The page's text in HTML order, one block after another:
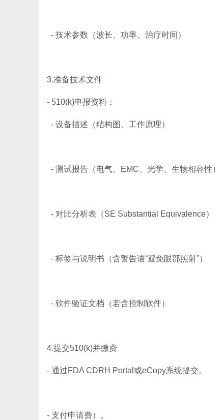
- 技术参数（波长、功率、治疗时间）
3.准备技术文件
- 510(k)申报资料：
- 设备描述（结构图、工作原理）
- 测试报告（电气、EMC、光学、生物相容性）
- 对比分析表（SE Substantial Equivalence）
- 标签与说明书（含警告语“避免眼部照射”）
- 软件验证文档（若含控制软件）
4.提交510(k)并缴费
- 通过FDA CDRH Portal或eCopy系统提交。
- 支付申请费）。